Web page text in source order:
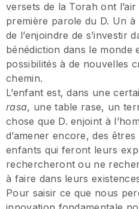
versets de la Torah ont
première parole du D. Un
de l’enjoindre de s’investir
bénédiction dans le monde
possibilités à de nouvelles
chemin.
L’enfant est, dans une
rasa, une table rase, un
chose que D. enjoint à
d’amener encore, des
enfants qui feront leurs
rechercheront ou ne
à faire dans leurs
Pour saisir ce que nous